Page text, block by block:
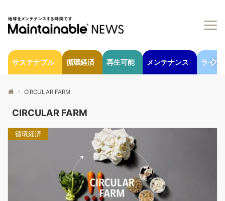
サステナブル 循環経済 再生可能 メンテナンス ライフ
CIRCULAR FARM
CIRCULAR FARM
循環経済